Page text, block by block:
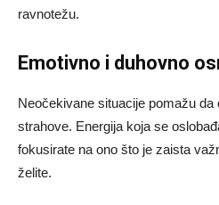
ravnotežu.
Emotivno i duhovno
Neočekivane situacije pomažu da
strahove. Energija koja se
fokusirate na ono što je zaista
želite.